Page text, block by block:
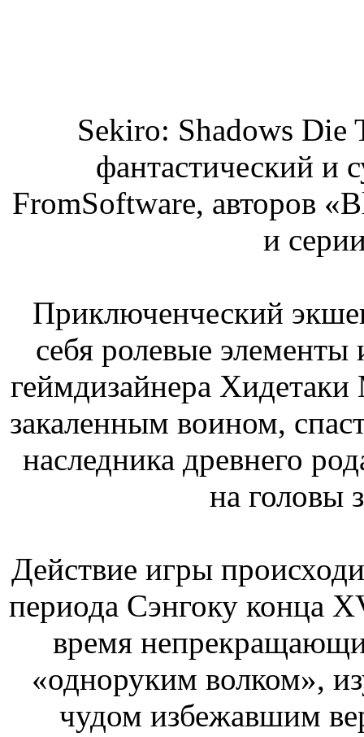
Sekiro: Shadows
фантастический и
FromSoftware, авторов
и
Приключенческий
себя ролевые элементы
геймдизайнера
закаленным воином,
наследника древнего
на головы
Действие игры
периода Сэнгоку конца
время
«одноруким волком»,
чудом избежавшим